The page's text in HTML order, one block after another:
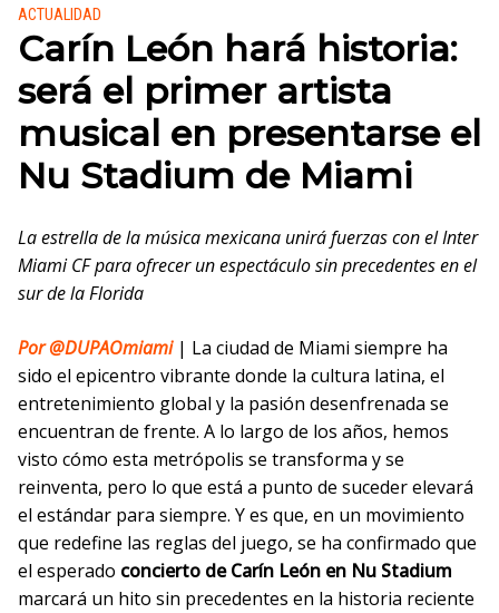
Publicado en:
ACTUALIDAD
Carín León hará historia:
será el primer artista
musical en presentarse el
Nu Stadium de Miami
La estrella de la música mexicana unirá fuerzas con el Inter
Miami CF para ofrecer un espectáculo sin precedentes en el
sur de la Florida
Por @DUPAOmiami| La ciudad de Miami siempre ha
sido el epicentro vibrante donde la cultura latina, el
entretenimiento global y la pasión desenfrenada se
encuentran de frente. A lo largo de los años, hemos
visto cómo esta metrópolis se transforma y se
reinventa, pero lo que está a punto de suceder elevará
el estándar para siempre. Y es que, en un movimiento
que redefine las reglas del juego, se ha confirmado que
el esperado concierto de Carín León en Nu Stadium
marcará un hito sin precedentes en la historia reciente